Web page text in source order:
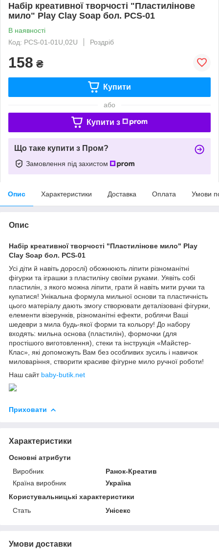
Набір креативної творчості "Пластилінове
мило" Play Clay Soap бол. PCS-01
В наявності
Код: PCS-01-01U,02U
Роздріб
158 ₴
Купити
або
Купити з
Що таке купити з Пром?
Замовлення під захистом
Опис Характеристики Доставка Оплата Умови
Опис
Набір креативної творчості "Пластилінове мило" Play
Clay Soap бол. PCS-01
Усі діти й навіть дорослі) обожнюють ліпити різноманітні
фігурки та іграшки з пластиліну своїми руками. Уявіть собі
пластилін, з якого можна ліпити, грати й навіть мити ручки та
купатися! Унікальна формула мильної основи та пластичність
цього матеріалу дають змогу створювати деталізовані фігурки,
елементи візерунків, різноманітні ефекти, роблячи Ваші
шедеври з мила будь-якої форми та кольору! До набору
входять: мильна основа (пластилін), формочки (для
простішого виготовлення), стеки та інструкція «Майстер-
Клас», які допоможуть Вам без особливих зусиль і навичок
миловаріння, створити красиве фігурне мило ручної роботи!
Наш сайт baby-butik.net
Приховати
Характеристики
Основні атрибути
Виробник
Ранок-Креатив
Країна виробник
Україна
Користувальницькі характеристики
Стать
Унісекс
Умови доставки